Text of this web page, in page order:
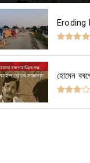
Eroding
হোমেন